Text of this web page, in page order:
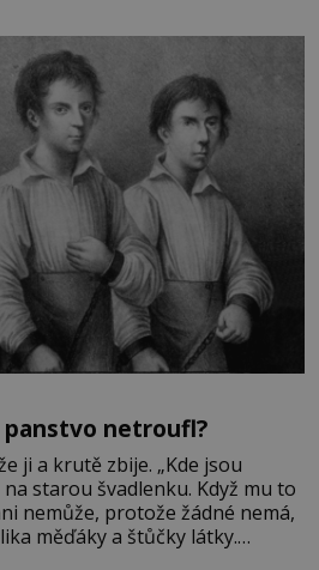
ani nedokážeme představit.
panstvo netroufl?
ji a krutě zbije. „Kde jsou
na starou švadlenku. Když mu to
nemůže, protože žádné nemá,
měďáky a štůčky látky.